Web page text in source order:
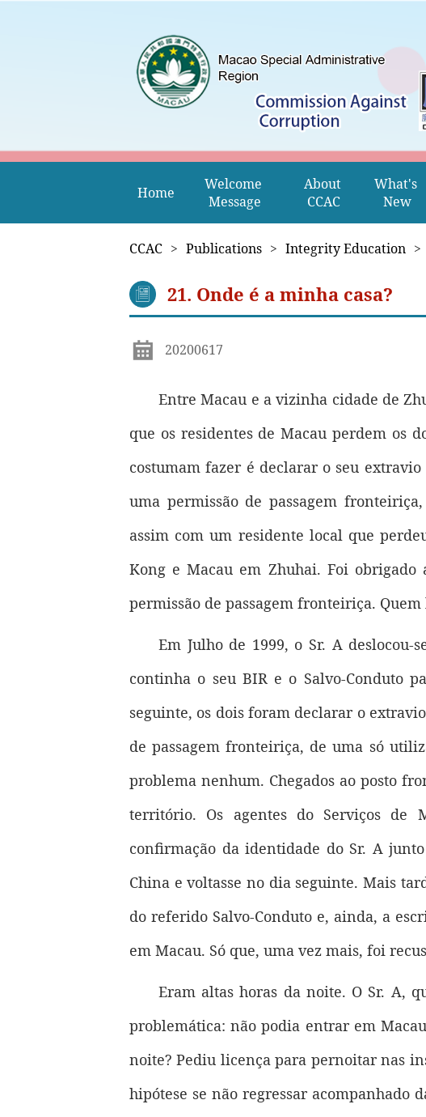
Home
Welcome
Message
About
CCAC
What's
New
CCAC > Publications > Integrity Education >
21. Onde é a minha casa?
20200617
Entre Macau e a vizinha cidade de
que os residentes de Macau perdem os
costumam fazer é declarar o seu
uma permissão de passagem
assim com um residente local que
Kong e Macau em Zhuhai. Foi
permissão de passagem fronteiriça.
Em Julho de 1999, o Sr. A
continha o seu BIR e o Salvo-Conduto
seguinte, os dois foram declarar o
de passagem fronteiriça, de uma só
problema nenhum. Chegados ao posto
território. Os agentes do Serviços de
confirmação da identidade do Sr. A
China e voltasse no dia seguinte. Mais
do referido Salvo-Conduto e, ainda, a
em Macau. Só que, uma vez mais, foi
Eram altas horas da noite. O Sr. A,
problemática: não podia entrar em
noite? Pediu licença para pernoitar nas
hipótese se não regressar acompanhado